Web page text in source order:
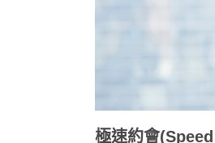
極速約會